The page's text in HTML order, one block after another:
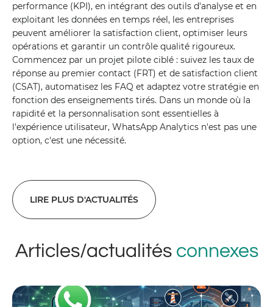
performance (KPI), en intégrant des outils d'analyse et en
exploitant les données en temps réel, les entreprises
peuvent améliorer la satisfaction client, optimiser leurs
opérations et garantir un contrôle qualité rigoureux.
Commencez par un projet pilote ciblé : suivez les taux de
réponse au premier contact (FRT) et de satisfaction client
(CSAT), automatisez les FAQ et adaptez votre stratégie en
fonction des enseignements tirés. Dans un monde où la
rapidité et la personnalisation sont essentielles à
l'expérience utilisateur, WhatsApp Analytics n'est pas une
option, c'est une nécessité.
LIRE PLUS D'ACTUALITÉS
Articles/actualités connexes